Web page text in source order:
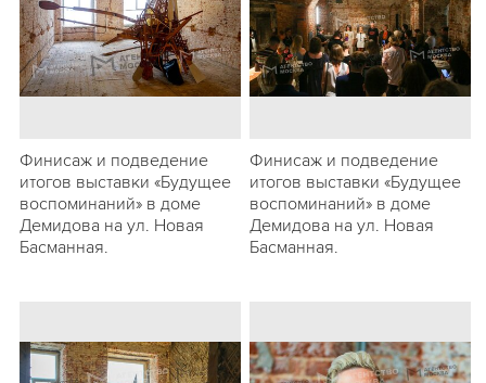
Финисаж и подведение
итогов выставки «Будущее
воспоминаний» в доме
Демидова на ул. Новая
Басманная.
Финисаж и подведение
итогов выставки «Будущее
воспоминаний» в доме
Демидова на ул. Новая
Басманная.